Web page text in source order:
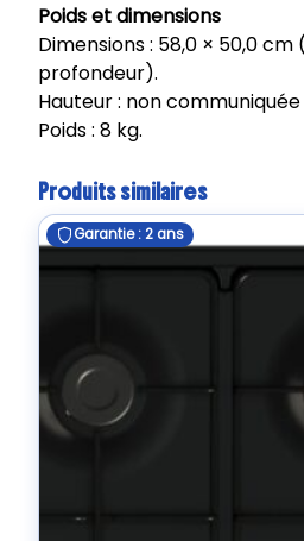
Poids et dimensions
Dimensions : 58,0 × 50,0 cm
profondeur).
Hauteur : non
Poids : 8 kg.
Produits similaires
Garantie : 2 ans